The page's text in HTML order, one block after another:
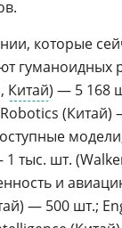
которые
гуманоидных
Китай) — 5 168
(Китай)
1 тыс. шт.
и
— 500 шт.;